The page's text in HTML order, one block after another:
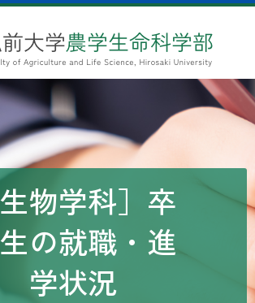
物学科］卒
の就職・進
学状況